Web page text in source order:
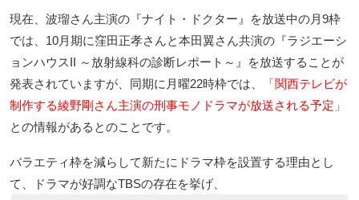
現在、波瑠さん主演の『ナイト・ドクター』を放送中の月9枠
では、10月期に窪田正孝さんと本田翼さん共演の『ラジエーシ
ョンハウスII ～放射線科の診断レポート～』を放送することが
発表されていますが、同期に月曜22時枠では、
「関西テレビが
制作する綾野剛さん主演の刑事モノドラマが放送される予定」
との情報があるとのことです。
バラエティ枠を減らして新たにドラマ枠を設置する理由とし
て、ドラマが好調なTBSの存在を挙げ、